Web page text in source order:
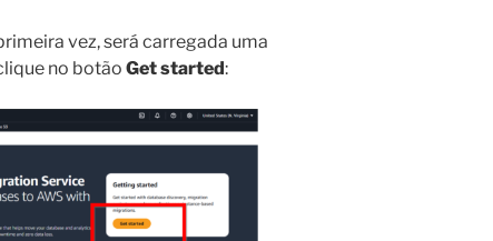
vez, será carregada uma
no botão Get started: